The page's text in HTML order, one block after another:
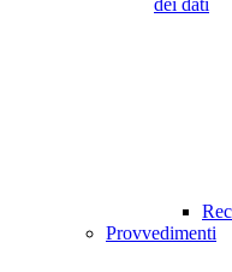
dei dati
Provvedimenti